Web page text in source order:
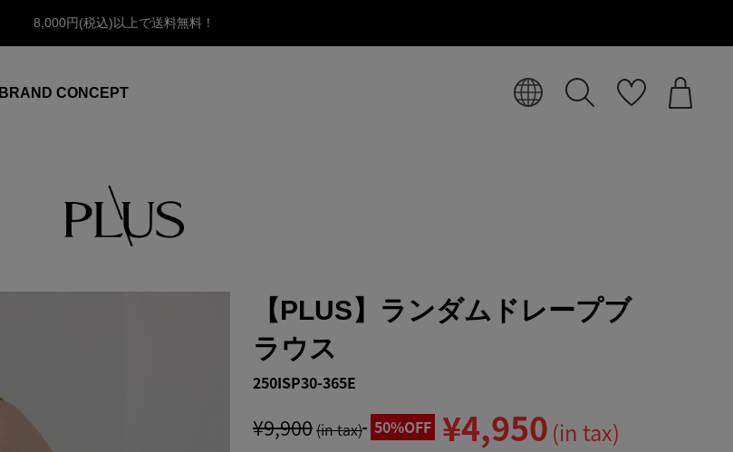
8,000円(税込)以上で送料無料！
BRAND CONCEPT
【PLUS】ランダムドレープブ
ラウス
250ISP30-365E
¥9,900(in tax) 50%OFF ¥4,950 (in tax)